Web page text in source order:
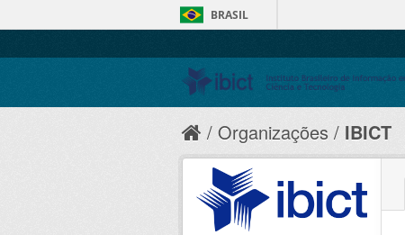
BRASIL
Organizações IBICT